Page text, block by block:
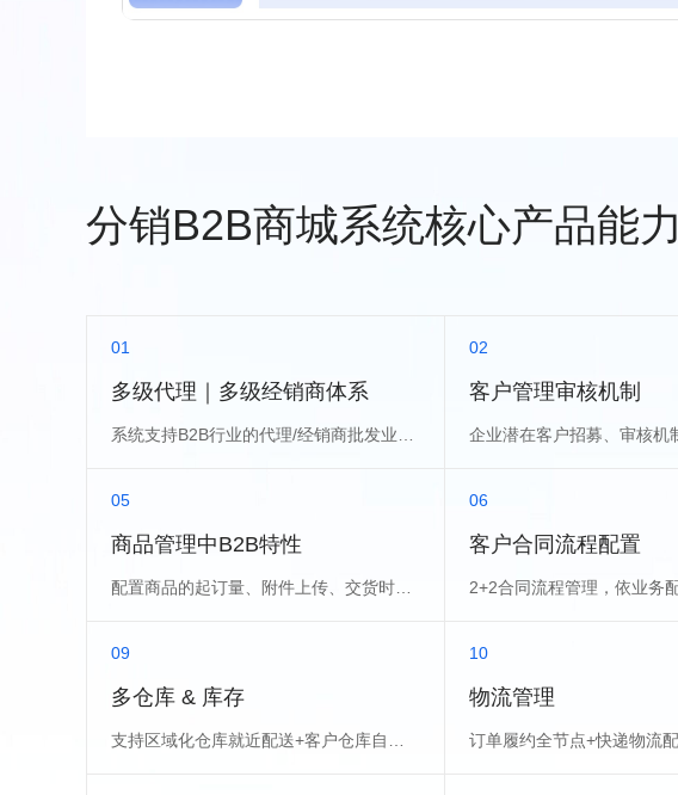
分销B2B商城系统核心产品能力
01
多级代理｜多级经销商体系
系统支持B2B行业的代理/经销商批发业务场景
02
客户管理审核机制
05
商品管理中B2B特性
配置商品的起订量、附件上传、交货时间等
06
客户合同流程配置
09
多仓库 & 库存
支持区域化仓库就近配送+客户仓库自提业务逻辑
10
物流管理